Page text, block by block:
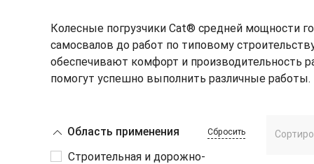
Колесные погрузчики Cat® средней мощности
самосвалов до работ по типовому
обеспечивают комфорт и производительность
помогут успешно выполнить различные работы.
Область применения Сбросить
Строительная и дорожно-